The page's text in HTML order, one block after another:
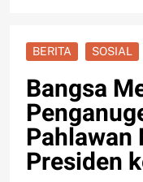
BERITA SOSIAL
Bangsa
Pahlawan
Presiden